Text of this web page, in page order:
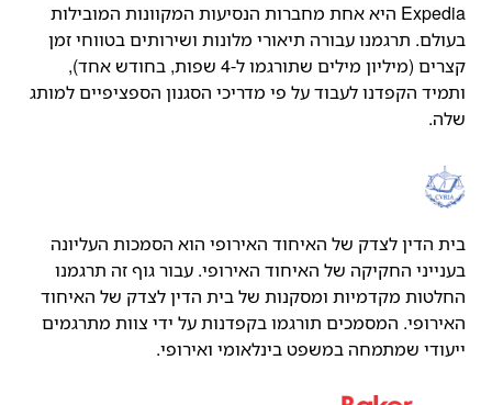
Expedia היא אחת מחברות הנסיעות המקוונות המובילות
בעולם. תרגמנו עבורה תיאורי מלונות ושירותים בטווחי זמן
קצרים (מיליון מילים שתורגמו ל-4 שפות, בחודש אחד),
ותמיד הקפדנו לעבוד על פי מדריכי הסגנון הספציפיים למותג
שלה.
בית הדין לצדק של האיחוד האירופי הוא הסמכות העליונה
בענייני החקיקה של האיחוד האירופי. עבור גוף זה תרגמנו
החלטות מקדמיות ומסקנות של בית הדין לצדק של האיחוד
האירופי. המסמכים תורגמו בקפדנות על ידי צוות מתרגמים
ייעודי שמתמחה במשפט בינלאומי ואירופי.